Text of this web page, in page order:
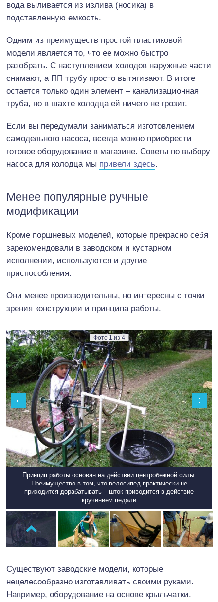
вода выливается из излива (носика) в
подставленную емкость.
Одним из преимуществ простой пластиковой
модели является то, что ее можно быстро
разобрать. С наступлением холодов наружные части
снимают, а ПП трубу просто вытягивают. В итоге
остается только один элемент – канализационная
труба, но в шахте колодца ей ничего не грозит.
Если вы передумали заниматься изготовлением
самодельного насоса, всегда можно приобрести
готовое оборудование в магазине. Советы по выбору
насоса для колодца мы привели здесь.
Менее популярные ручные
модификации
Кроме поршневых моделей, которые прекрасно себя
зарекомендовали в заводском и кустарном
исполнении, используются и другие
приспособления.
Они менее производительны, но интересны с точки
зрения конструкции и принципа работы.
Фото 1из4
Принцип работы основан на действии центробежной силы.
Преимущество в том, что велосипед практически не
приходится дорабатывать – шток приводится в действие
кручением педали
Существуют заводские модели, которые
нецелесообразно изготавливать своими руками.
Например, оборудование на основе крыльчатки.